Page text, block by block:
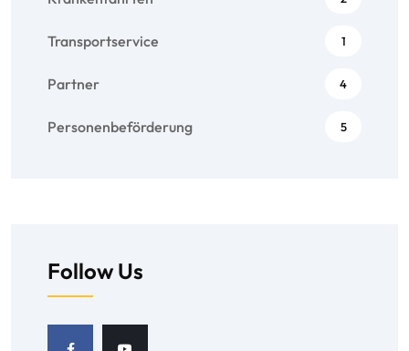
Transportservice 1
Partner 4
Personenbeförderung 5
Follow Us